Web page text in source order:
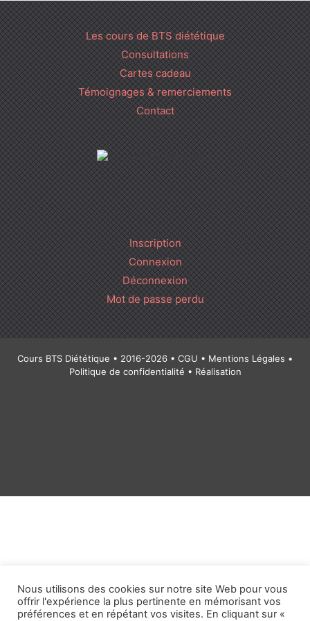
Les cours de BTS diététique
Consultations
Cartes cadeau
Témoignages & remerciements
Contact
Inscription
Connexion
Déconnexion
Mot de passe perdu
Cours BTS Diététique • 2016-2026 • CGU • Mentions Légales •
Politique de confidentialité • Réalisation
Nous utilisons des cookies sur notre site Web pour vous
offrir l'expérience la plus pertinente en mémorisant vos
préférences et en répétant vos visites. En cliquant sur «